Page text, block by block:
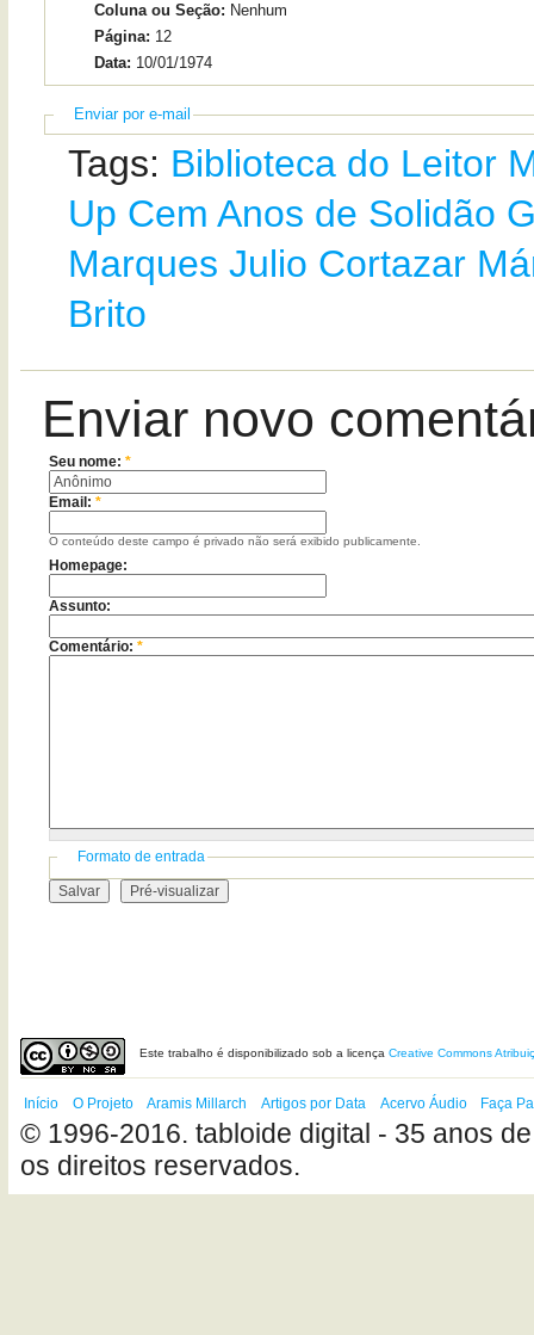
Coluna ou Seção: Nenhum
Página: 12
Data: 10/01/1974
Enviar por e-mail
Tags: Biblioteca do Leitor
Up Cem Anos de Solidão
Marques Julio Cortazar
Brito
Enviar novo
Seu nome:*
Email:*
O conteúdo deste campo é privado não será exibido publicamente.
Homepage:
Assunto:
Comentário:*
Formato de entrada
Estetrabalho é disponibilizado sob a licençaCreative Commons
Início O Projeto Aramis Millarch Artigos por Data Acervo Áudio Faça
© 1996-2016. tabloide digital - 35 anos
os direitos reservados.